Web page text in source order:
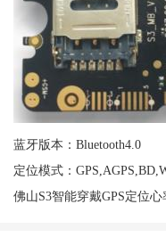
蓝牙版本：Bluetooth4.0
定位模式：
佛山S3智能穿戴GPS定位